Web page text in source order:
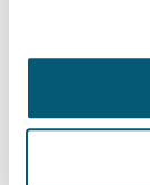
dispositivos
un bolso más